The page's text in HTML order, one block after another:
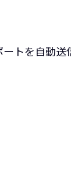
トを自動送